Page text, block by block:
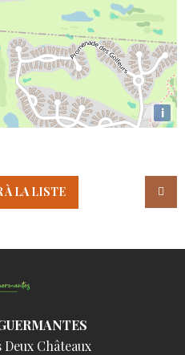
i
À LA LISTE
Deux Châteaux